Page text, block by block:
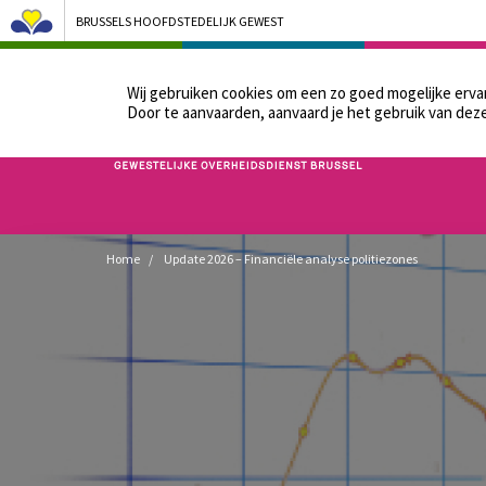
Wij gebruiken cookies om een zo goed mogelijke
Door te aanvaarden, aanvaard je het gebruik van
BRUSSELS HOOFDSTEDELIJK GEWEST
Bruxelles Pouvoirs Locaux - Aller à la page d'accueil
Kruimelpad
Home Update 2026 – Financiële analyse politiezones